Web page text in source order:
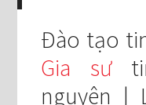
Đào tạo
Gia sư
nguyên |